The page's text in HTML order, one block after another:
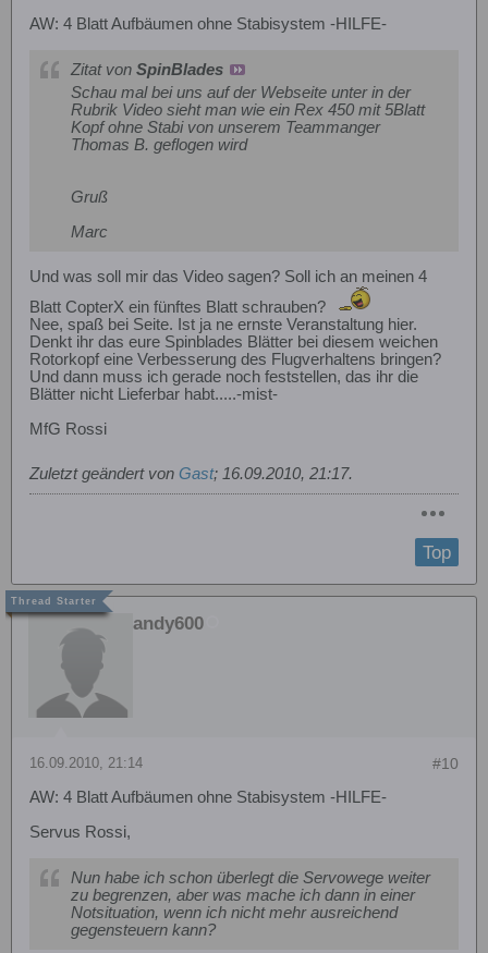
AW: 4 Blatt Aufbäumen ohne Stabisystem -HILFE-
Zitat von SpinBlades
Schau mal bei uns auf der Webseite unter in der
Rubrik Video sieht man wie ein Rex 450 mit 5Blatt
Kopf ohne Stabi von unserem Teammanger
Thomas B. geflogen wird
Gruß
Marc
Und was soll mir das Video sagen? Soll ich an meinen 4
Blatt CopterX ein fünftes Blatt schrauben?
Nee, spaß bei Seite. Ist ja ne ernste Veranstaltung hier.
Denkt ihr das eure Spinblades Blätter bei diesem weichen
Rotorkopf eine Verbesserung des Flugverhaltens bringen?
Und dann muss ich gerade noch feststellen, das ihr die
Blätter nicht Lieferbar habt.....-mist-
MfG Rossi
Zuletzt geändert von Gast; 16.09.2010, 21:17.
Top
andy600
#10
16.09.2010, 21:14
AW: 4 Blatt Aufbäumen ohne Stabisystem -HILFE-
Servus Rossi,
Nun habe ich schon überlegt die Servowege weiter
zu begrenzen, aber was mache ich dann in einer
Notsituation, wenn ich nicht mehr ausreichend
gegensteuern kann?